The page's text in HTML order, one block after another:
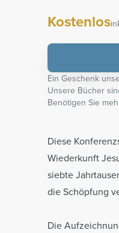
Kostenlos
Ein Geschenk
Unsere Bücher
Benötigen Sie
Diese
Wiederkunft
siebte
die Schöpfung
Die